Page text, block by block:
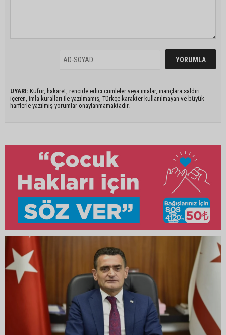
UYARI: Küfür, hakaret, rencide edici cümleler veya imalar, inançlara saldırı
içeren, imla kuralları ile yazılmamış, Türkçe karakter kullanılmayan ve büyük
harflerle yazılmış yorumlar onaylanmamaktadır.